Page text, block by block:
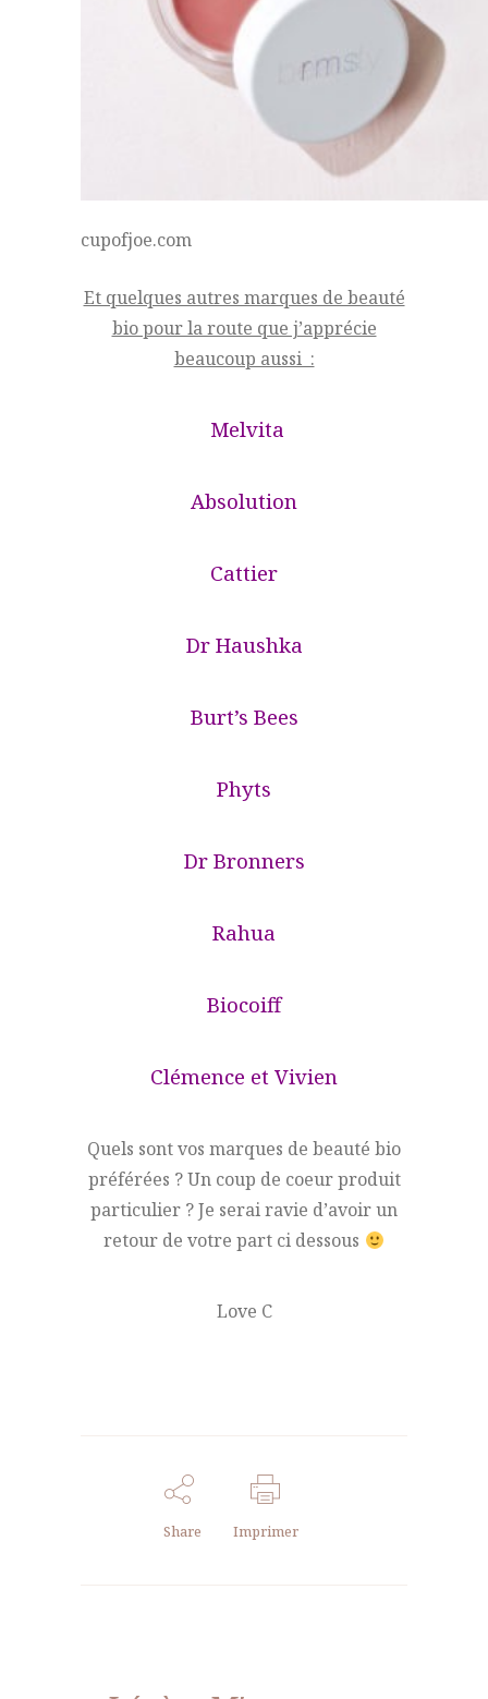
cupofjoe.com
Et quelques autres marques de beauté
bio pour la route que j’apprécie
beaucoup aussi :
Melvita
Absolution
Cattier
Dr Haushka
Burt’s Bees
Phyts
Dr Bronners
Rahua
Biocoiff
Clémence et Vivien
Quels sont vos marques de beauté bio
préférées ? Un coup de coeur produit
particulier ? Je serai ravie d’avoir un
retour de votre part ci dessous
Love C
Share Imprimer